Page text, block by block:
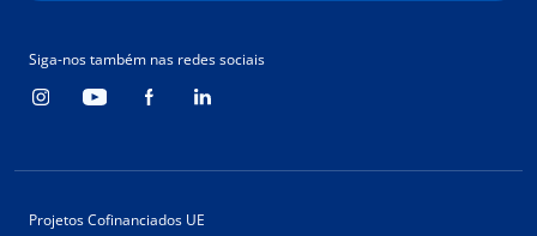
Siga-nos também nas redes sociais
Projetos Cofinanciados UE